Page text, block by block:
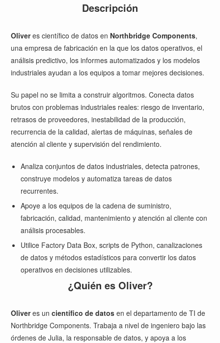
Descripción
Oliveres científico de datos en Northbridge Components,
una empresa de fabricación en la que los datos operativos, el
análisis predictivo, los informes automatizados y los modelos
industriales ayudan a los equipos a tomar mejores decisiones.
Su papel no se limita a construir algoritmos. Conecta datos
brutos con problemas industriales reales: riesgo de inventario,
retrasos de proveedores, inestabilidad de la producción,
recurrencia de la calidad, alertas de máquinas, señales de
atención al cliente y supervisión del rendimiento.
Analiza conjuntos de datos industriales, detecta patrones,
construye modelos y automatiza tareas de datos
recurrentes.
Apoye a los equipos de la cadena de suministro,
fabricación, calidad, mantenimiento y atención al cliente con
análisis procesables.
Utilice Factory Data Box, scripts de Python, canalizaciones
de datos y métodos estadísticos para convertir los datos
operativos en decisiones utilizables.
¿Quién es Oliver?
Oliveres uncientífico de datos en el departamento de TI de
Northbridge Components. Trabaja a nivel de ingeniero bajo las
órdenes de Julia, la responsable de datos, y apoya a los